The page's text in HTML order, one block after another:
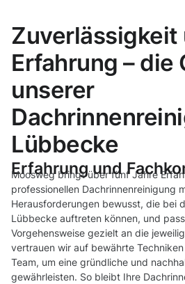
Zuverlässigkeit
Erfahrung – die
unserer
Lübbecke
Erfahrung und
Moosweg bringt über fünf Jahre
professionellen Dachrinnenreinigung
Herausforderungen bewusst, die bei
Lübbecke auftreten können, und
Vorgehensweise gezielt an die
vertrauen wir auf bewährte
Team, um eine gründliche und
gewährleisten. So bleibt Ihre